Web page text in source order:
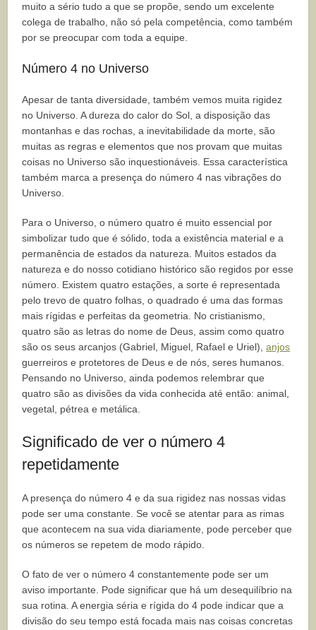
muito a sério tudo a que se propõe, sendo um excelente
colega de trabalho, não só pela competência, como também
por se preocupar com toda a equipe.
Número 4 no Universo
Apesar de tanta diversidade, também vemos muita rigidez
no Universo. A dureza do calor do Sol, a disposição das
montanhas e das rochas, a inevitabilidade da morte, são
muitas as regras e elementos que nos provam que muitas
coisas no Universo são inquestionáveis. Essa característica
também marca a presença do número 4 nas vibrações do
Universo.
Para o Universo, o número quatro é muito essencial por
simbolizar tudo que é sólido, toda a existência material e a
permanência de estados da natureza. Muitos estados da
natureza e do nosso cotidiano histórico são regidos por esse
número. Existem quatro estações, a sorte é representada
pelo trevo de quatro folhas, o quadrado é uma das formas
mais rígidas e perfeitas da geometria. No cristianismo,
quatro são as letras do nome de Deus, assim como quatro
são os seus arcanjos (Gabriel, Miguel, Rafael e Uriel),anjos
guerreiros e protetores de Deus e de nós, seres humanos.
Pensando no Universo, ainda podemos relembrar que
quatro são as divisões da vida conhecida até então: animal,
vegetal, pétrea e metálica.
Significado de ver o número 4
repetidamente
A presença do número 4 e da sua rigidez nas nossas vidas
pode ser uma constante. Se você se atentar para as rimas
que acontecem na sua vida diariamente, pode perceber que
os números se repetem de modo rápido.
O fato de ver o número 4 constantemente pode ser um
aviso importante. Pode significar que há um desequilíbrio na
sua rotina. A energia séria e rígida do 4 pode indicar que a
divisão do seu tempo está focada mais nas coisas concretas